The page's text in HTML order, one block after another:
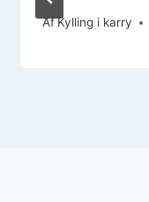
AfKylling i karry